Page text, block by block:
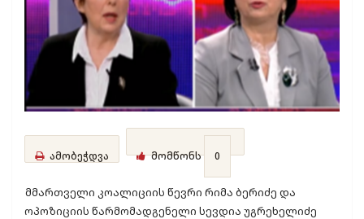
ამობეჭდვა მომწონს 0
მმართველი კოალიციის წევრი რიმა ბერიძე და
ოპოზიციის წარმომადგენელი სევდია უგრეხელიძე